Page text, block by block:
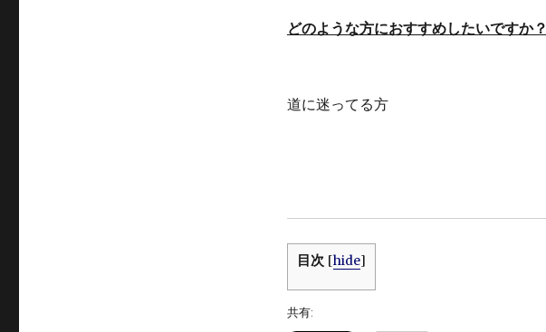
どのような方におすすめしたいですか？
道に迷ってる方
目次 [hide]
共有: